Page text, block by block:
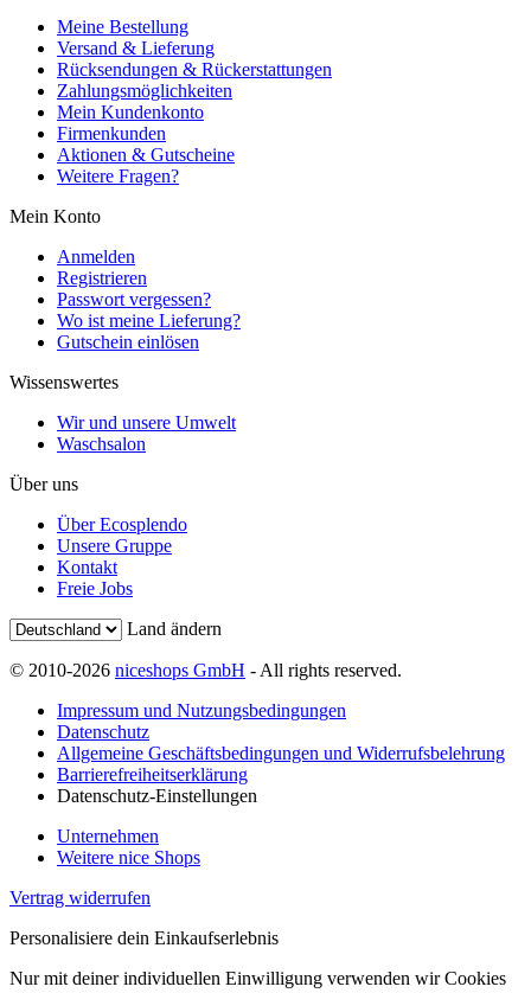
Meine Bestellung
Versand & Lieferung
Rücksendungen & Rückerstattungen
Zahlungsmöglichkeiten
Mein Kundenkonto
Firmenkunden
Aktionen & Gutscheine
Weitere Fragen?
Mein Konto
Anmelden
Registrieren
Passwort vergessen?
Wo ist meine Lieferung?
Gutschein einlösen
Wissenswertes
Wir und unsere Umwelt
Waschsalon
Über uns
Über Ecosplendo
Unsere Gruppe
Kontakt
Freie Jobs
Land ändern
© 2010-2026 niceshops GmbH - All rights reserved.
Impressum und Nutzungsbedingungen
Datenschutz
Allgemeine Geschäftsbedingungen und Widerrufsbelehrung
Barrierefreiheitserklärung
Datenschutz-Einstellungen
Unternehmen
Weitere nice Shops
Vertrag widerrufen
Personalisiere dein Einkaufserlebnis
Nur mit deiner individuellen Einwilligung verwenden wir Cookies